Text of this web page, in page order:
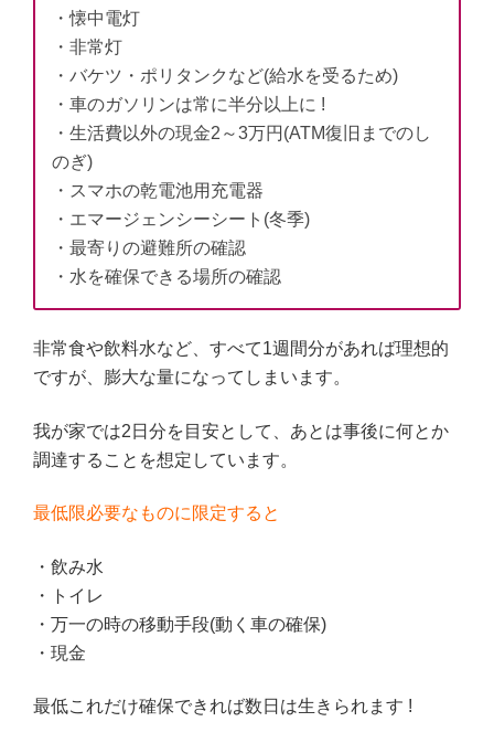
・懐中電灯
・非常灯
・バケツ・ポリタンクなど(給水を受るため)
・車のガソリンは常に半分以上に !
・生活費以外の現金2～3万円(ATM復旧までのし
のぎ)
・スマホの乾電池用充電器
・エマージェンシーシート(冬季)
・最寄りの避難所の確認
・水を確保できる場所の確認
非常食や飲料水など、すべて1週間分があれば理想的
ですが、膨大な量になってしまいます。
我が家では2日分を目安として、あとは事後に何とか
調達することを想定しています。
最低限必要なものに限定すると
・飲み水
・トイレ
・万一の時の移動手段(動く車の確保)
・現金
最低これだけ確保できれば数日は生きられます !